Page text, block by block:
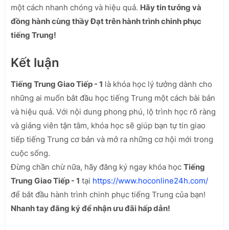
một cách nhanh chóng và hiệu quả. Hãy tin tưởng và
đồng hành cùng thầy Đạt trên hành trình chinh phục
tiếng Trung!
Kết luận
Tiếng Trung Giao Tiếp - 1 là khóa học lý tưởng dành cho
những ai muốn bắt đầu học tiếng Trung một cách bài bản
và hiệu quả. Với nội dung phong phú, lộ trình học rõ ràng
và giảng viên tận tâm, khóa học sẽ giúp bạn tự tin giao
tiếp tiếng Trung cơ bản và mở ra những cơ hội mới trong
cuộc sống.
Đừng chần chừ nữa, hãy đăng ký ngay khóa học Tiếng
Trung Giao Tiếp - 1 tại https://www.hoconline24h.com/
để bắt đầu hành trình chinh phục tiếng Trung của bạn!
Nhanh tay đăng ký để nhận ưu đãi hấp dẫn!